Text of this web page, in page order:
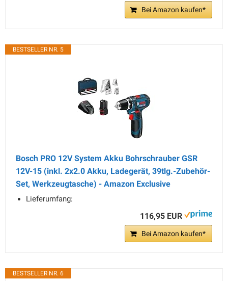
Bei Amazon kaufen*
BESTSELLER NR. 5
Bosch PRO 12V System Akku Bohrschrauber GSR
12V-15 (inkl. 2x2.0 Akku, Ladegerät, 39tlg.-Zubehör-
Set, Werkzeugtasche) - Amazon Exclusive
Lieferumfang:
116,95 EUR
Bei Amazon kaufen*
BESTSELLER NR. 6